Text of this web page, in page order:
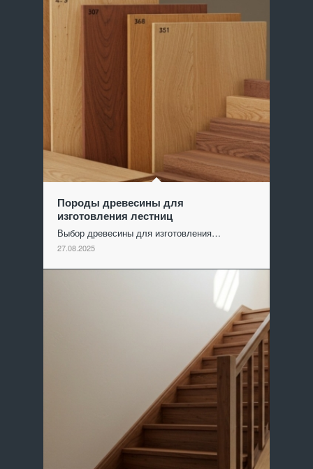
Породы древесины для
изготовления лестниц
Выбор древесины для изготовления…
27.08.2025